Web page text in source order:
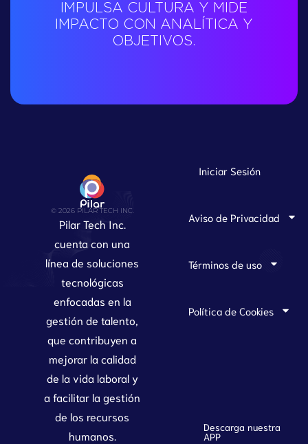
IMPULSA CULTURA Y MIDE
IMPACTO CON ANALÍTICA Y
OBJETIVOS.
© 2026 PILAR TECH INC.
Pilar Tech Inc.
cuenta con una
línea de soluciones
tecnológicas
enfocadas en la
gestión de talento,
que contribuyen a
mejorar la calidad
de la vida laboral y
a facilitar la gestión
de los recursos
humanos.
Iniciar Sesión
Aviso de Privacidad
Términos de uso
Política de Cookies
Descarga nuestra
APP